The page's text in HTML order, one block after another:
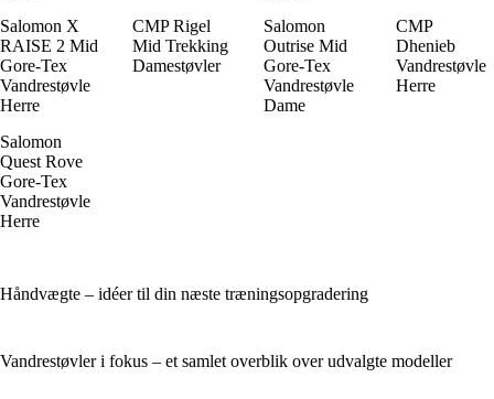
Salomon X
RAISE 2 Mid
Gore-Tex
Vandrestøvle
Herre
CMP Rigel
Mid Trekking
Damestøvler
Salomon
Outrise Mid
Gore-Tex
Vandrestøvle
Dame
CMP
Dhenieb
Vandrestøvle
Herre
Salomon
Quest Rove
Gore-Tex
Vandrestøvle
Herre
Håndvægte – idéer til din næste træningsopgradering
Vandrestøvler i fokus – et samlet overblik over udvalgte modeller